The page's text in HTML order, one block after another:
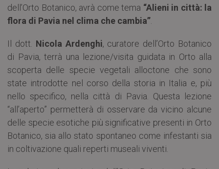
dell’Orto Botanico, avrà come tema “Alieni in città: la
flora di Pavia nel clima che cambia”
Il dott. Nicola Ardenghi, curatore dell’Orto Botanico
di Pavia, terrà una lezione/visita guidata in Orto alla
scoperta delle specie vegetali alloctone che sono
state introdotte nel corso della storia in Italia e, più
nello specifico, nella città di Pavia. Questa lezione
“all’aperto” permetterà di osservare da vicino alcune
delle specie esotiche più significative presenti in Orto
Botanico, sia allo stato spontaneo come infestanti sia
in coltivazione quali reperti museali viventi.